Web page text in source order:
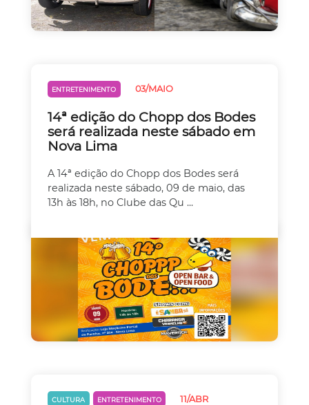
ENTRETENIMENTO 03/MAIO
14ª edição do Chopp dos Bodes
será realizada neste sábado em
Nova Lima
A 14ª edição do Chopp dos Bodes será
realizada neste sábado, 09 de maio, das
13h às 18h, no Clube das Qu ...
CULTURA ENTRETENIMENTO 11/ABR